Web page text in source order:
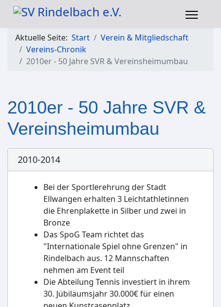
Aktuelle Seite: Start
Verein & Mitgliedschaft
Vereins-Chronik
2010er - 50 Jahre SVR & Vereinsheimumbau
2010er - 50 Jahre SVR &
Vereinsheimumbau
2010-2014
Bei der Sportlerehrung der Stadt
Ellwangen erhalten 3 Leichtathletinnen
die Ehrenplakette in Silber und zwei in
Bronze
Das SpoG Team richtet das
"Internationale Spiel ohne Grenzen" in
Rindelbach aus. 12 Mannschaften
nehmen am Event teil
Die Abteilung Tennis investiert in ihrem
30. Jübiläumsjahr 30.000€ für einen